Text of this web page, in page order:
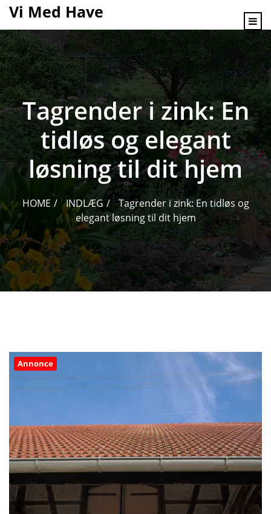
content
Vi Med Have
Tagrender i zink: En
tidløs og elegant
løsning til dit hjem
HOME INDLÆG
Tagrender i zink: En tidløs og
elegant løsning til dit hjem
Annonce